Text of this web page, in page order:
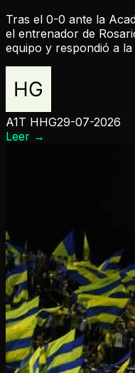
Tras el 0-0 ante la
el entrenador de
equipo y respondió a
A1T HHG29-07-2026
Leer →